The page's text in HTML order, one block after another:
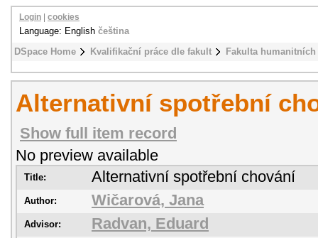
DSpace Home Kvalifikační práce dle fakult Fakulta
Login cookies
Language: English čeština
Alternativní spotřební
Show full item record
No preview available
Title: Alternativní spotřební chování
Author: Wičarová, Jana
Advisor: Radvan, Eduard